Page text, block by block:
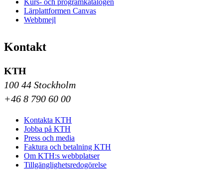
Lärplattformen Canvas
Webbmejl
Kontakt
KTH
100 44 Stockholm
+46 8 790 60 00
Kontakta KTH
Jobba på KTH
Press och media
Faktura och betalning KTH
Om KTH:s webbplatser
Tillgänglighetsredogörelse